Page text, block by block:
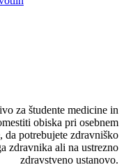
za študente medicine in
obiska pri osebnem
da potrebujete zdravniško
zdravnika ali na ustrezno
zdravstveno ustanovo.